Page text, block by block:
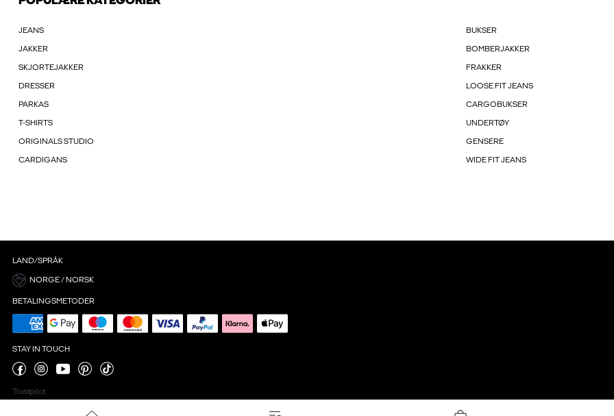
JEANS BUKSER
JAKKER BOMBERJAKKER
SKJORTEJAKKER FRAKKER
DRESSER LOOSE FIT JEANS
PARKAS CARGOBUKSER
T-SHIRTS UNDERTØY
ORIGINALS STUDIO GENSERE
CARDIGANS WIDE FIT JEANS
LAND/SPRÅK
NORGE / NORSK
BETALINGSMETODER
STAY IN TOUCH
Trustpilot